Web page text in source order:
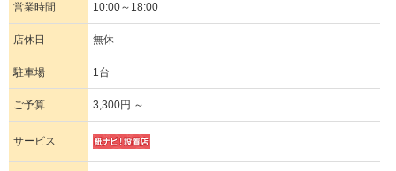
営業時間 10:00～18:00
店休日 無休
駐車場 1台
ご予算 3,300円 ～
サービス